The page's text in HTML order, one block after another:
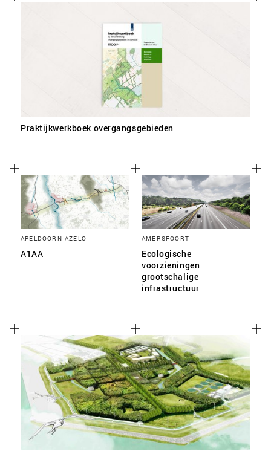
Praktijkwerkboek overgangsgebieden
APELDOORN-AZELO
A1AA
AMERSFOORT
Ecologische
voorzieningen
grootschalige
infrastructuur
SLA VOORKEUREN OP